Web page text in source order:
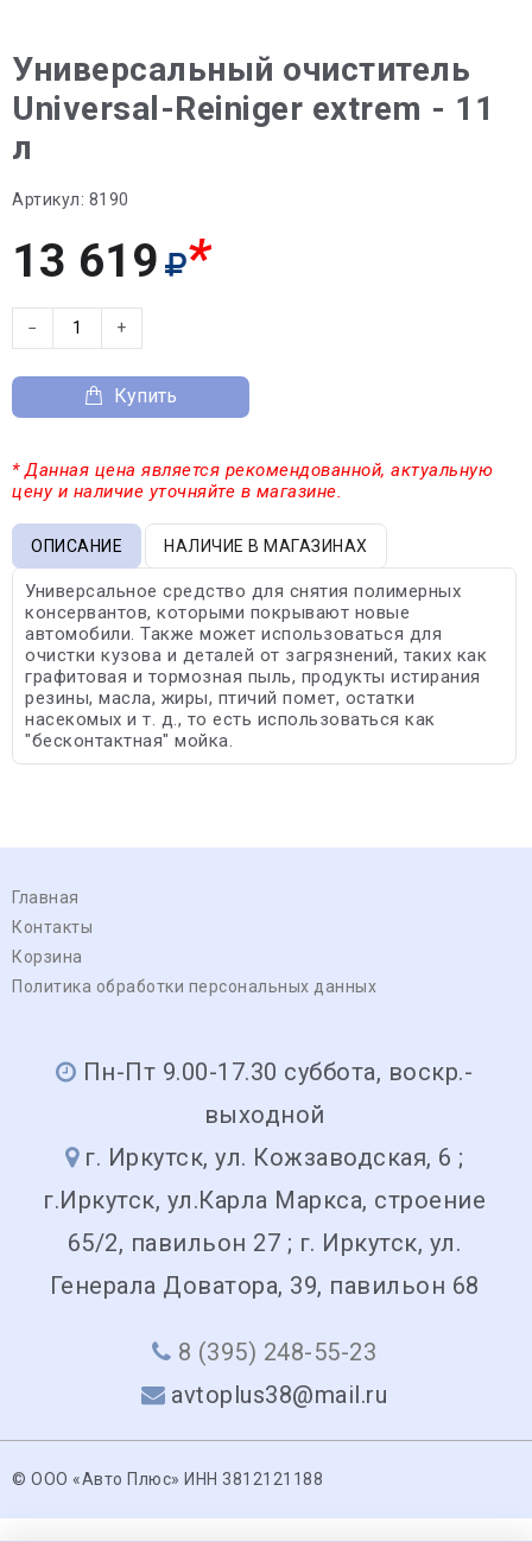
Универсальный очиститель
Universal-Reiniger extrem - 11
л
Артикул: 8190
13 619 *
− +
Купить
* Данная цена является рекомендованной, актуальную
цену и наличие уточняйте в магазине.
ОПИСАНИЕ НАЛИЧИЕ В МАГАЗИНАХ
Универсальное средство для снятия полимерных
консервантов, которыми покрывают новые
автомобили. Также может использоваться для
очистки кузова и деталей от загрязнений, таких как
графитовая и тормозная пыль, продукты истирания
резины, масла, жиры, птичий помет, остатки
насекомых и т. д., то есть использоваться как
"бесконтактная" мойка.
Главная
Контакты
Корзина
Политика обработки персональных данных
Пн-Пт 9.00-17.30 суббота, воскр.-
выходной
г. Иркутск, ул. Кожзаводская, 6 ;
г.Иркутск, ул.Карла Маркса, строение
65/2, павильон 27 ; г. Иркутск, ул.
Генерала Доватора, 39, павильон 68
8 (395) 248-55-23
avtoplus38@mail.ru
© ООО «Авто Плюс» ИНН 3812121188